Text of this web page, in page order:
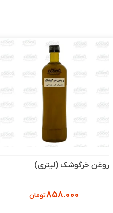
روغن خرگوشک (لیتری)
858.000تومان